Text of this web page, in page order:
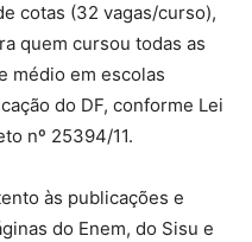
cotas (32 vagas/curso),
quem cursou todas as
médio em escolas
do DF, conforme Lei
nº 25394/11.
às publicações e
do Enem, do Sisu e